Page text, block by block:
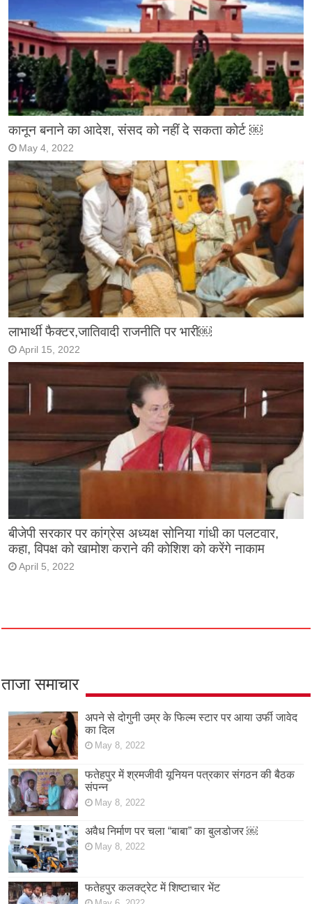
कानून बनाने का आदेश, संसद को नहीं दे सकता कोर्ट ￼
May 4, 2022
लाभार्थी फैक्टर,जातिवादी राजनीति पर भारी￼
April 15, 2022
बीजेपी सरकार पर कांग्रेस अध्यक्ष सोनिया गांधी का पलटवार,
कहा, विपक्ष को खामोश कराने की कोशिश को करेंगे नाकाम
April 5, 2022
ताजा समाचार
अपने से दोगुनी उम्र के फिल्म स्टार पर आया उर्फी जावेद
का दिल
May 8, 2022
फतेहपुर में श्रमजीवी यूनियन पत्रकार संगठन की बैठक
संपन्न
May 8, 2022
अवैध निर्माण पर चला “बाबा” का बुलडोजर ￼
May 8, 2022
फतेहपुर कलक्ट्रेट में शिष्टाचार भेंट